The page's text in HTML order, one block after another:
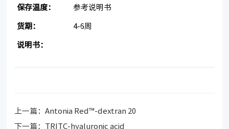
保存温度： 参考说明书
货期： 4-6周
说明书：
上一篇：Antonia Red™-dextran 20
下一篇： TRITC-hyaluronic acid